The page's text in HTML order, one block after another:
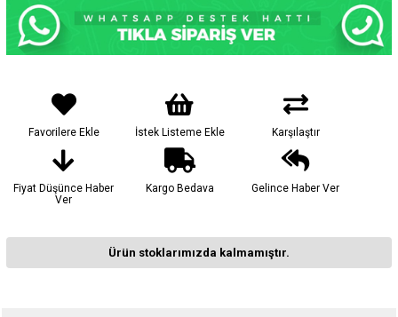
Favorilere Ekle İstek Listeme Ekle Karşılaştır
Fiyat Düşünce Haber
Ver
Kargo Bedava Gelince Haber Ver
Ürün stoklarımızda kalmamıştır.